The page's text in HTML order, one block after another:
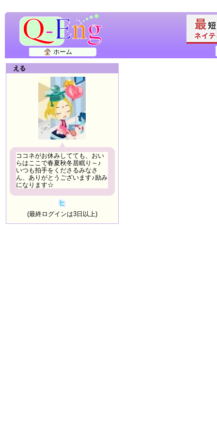
ホーム
える
ココネがお休みしてても、おい
らはここで春夏秋冬居眠り～♪
いつも拍手をくださるみなさ
ん、ありがとうございます♪励み
になります☆
(最終ログインは3日以上)